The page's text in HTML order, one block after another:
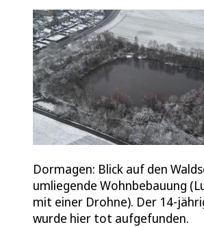
Dormagen: Blick auf den
umliegende Wohnbebauung
mit einer Drohne). Der 14-
wurde hier tot aufgefunden.